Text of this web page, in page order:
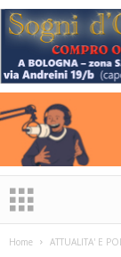
Home ATTUALITA' E